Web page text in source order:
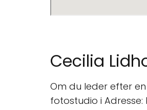
Cecilia
Om du leder efter
fotostudio i